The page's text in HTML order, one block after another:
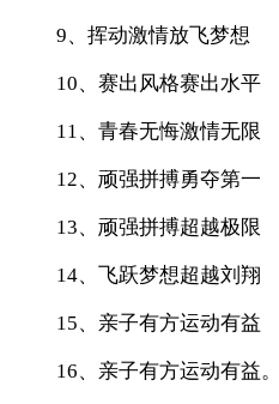
9、挥动激情放飞梦想
10、赛出风格赛出水平
11、青春无悔激情无限
12、顽强拼搏勇夺第一
13、顽强拼搏超越极限
14、飞跃梦想超越刘翔
15、亲子有方运动有益
16、亲子有方运动有益。